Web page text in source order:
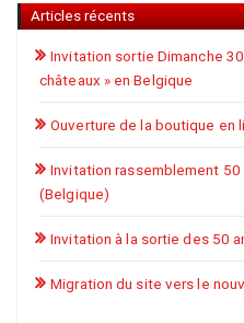
Articles récents
Invitation sortie Dimanche
châteaux » en Belgique
Ouverture de la boutique en
Invitation rassemblement 50
(Belgique)
Invitation à la sortie des 50
Migration du site vers le